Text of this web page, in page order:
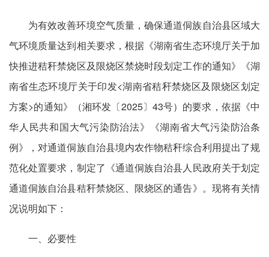
为有效改善环境空气质量，确保通道侗族自治县区域大
气环境质量达到相关要求，根据《湖南省生态环境厅关于加
快推进秸秆禁烧区及限烧区禁烧时段划定工作的通知》《湖
南省生态环境厅关于印发<湖南省秸秆禁烧区及限烧区划定
方案>的通知》（湘环发〔2025〕43号）的要求，依据《中
华人民共和国大气污染防治法》《湖南省大气污染防治条
例》，对通道侗族自治县境内农作物秸秆综合利用提出了规
范化处置要求，制定了《通道侗族自治县人民政府关于划定
通道侗族自治县秸秆禁烧区、限烧区的通告》。现将有关情
况说明如下：
一、必要性